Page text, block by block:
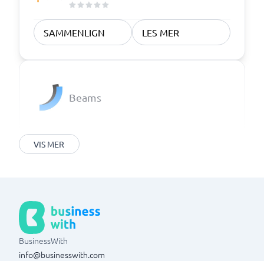
SAMMENLIGN LES MER
Beams
VIS MER
BusinessWith
info@businesswith.com